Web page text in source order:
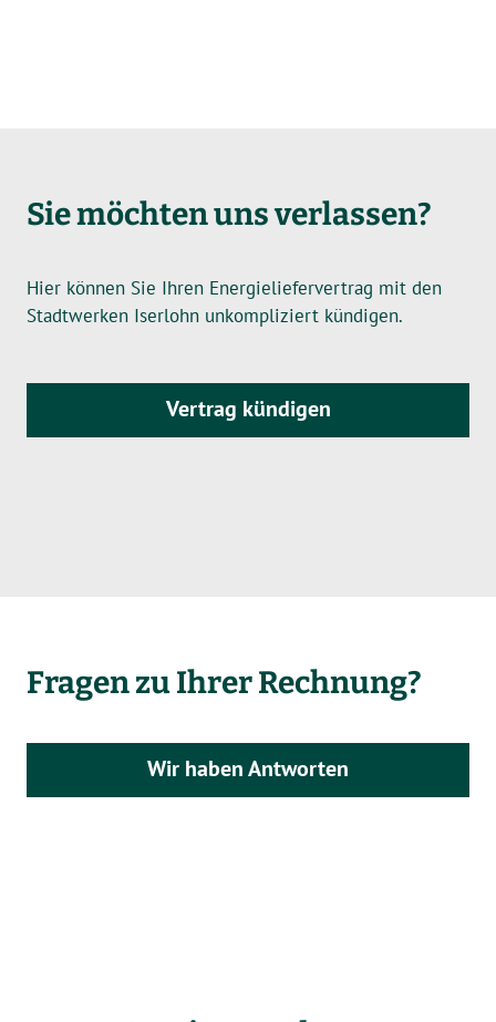
Sie möchten uns verlassen?
Hier können Sie Ihren Energieliefervertrag mit den
Stadtwerken Iserlohn unkompliziert kündigen.
Vertrag kündigen
Fragen zu Ihrer Rechnung?
Wir haben Antworten